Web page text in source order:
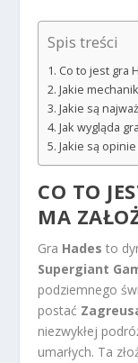
Spis treści
Co to jest gra
Jakie
Jakie są
Jak wygląda
Jakie są
CO TO
MA
Gra Hades to
Supergiant
podziemnego
postać
niezwykłej
umarłych. Ta